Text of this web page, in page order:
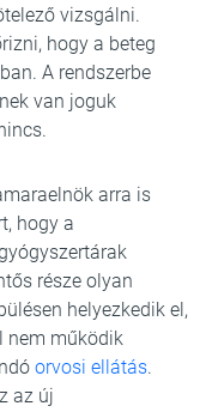
vizsgálni.
hogy a beteg
A rendszerbe
van joguk
arra is
hogy a
része olyan
helyezkedik el,
nem működik
orvosi ellátás.
az új